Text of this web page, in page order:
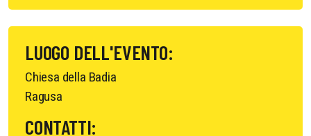
LUOGO DELL'EVENTO:
Chiesa della Badia
Ragusa
CONTATTI: